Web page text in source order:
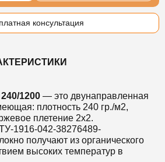
консультация
1200 — это двунаправленная
плотность 240 гр./м2,
плетение 2х2.
1916-042-38276489-
получают из органического
высоких температур в